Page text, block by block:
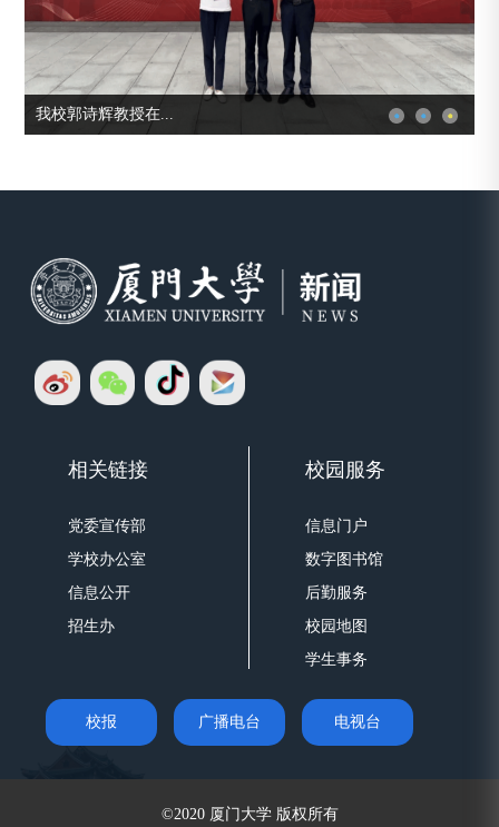
我校郭诗辉教授在...
相关链接
党委宣传部
学校办公室
信息公开
招生办
校园服务
信息门户
数字图书馆
后勤服务
校园地图
学生事务
校报 广播电台 电视台
©2020 厦门大学 版权所有